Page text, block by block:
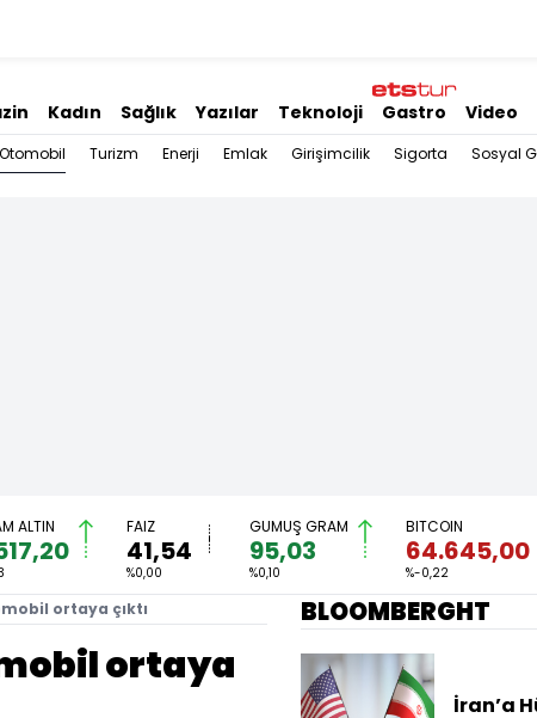
Kadın Sağlık Yazılar Teknoloji Gastro Video
Otomobil Turizm Enerji Emlak Girişimcilik Sigorta Sosyal
ALTIN FAİZ
41,54
%0,00
GÜMÜŞ GRAM
95,03
%0,10
BITCOIN
64.645,00
%-0,22
ortaya çıktı
ortaya
BLOOMBERGHT
İran’a